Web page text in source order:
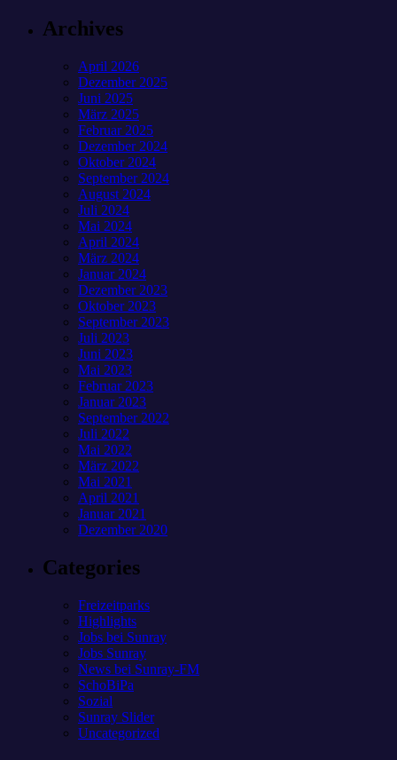
Archives
April 2026
Dezember 2025
Juni 2025
März 2025
Februar 2025
Dezember 2024
Oktober 2024
September 2024
August 2024
Juli 2024
Mai 2024
April 2024
März 2024
Januar 2024
Dezember 2023
Oktober 2023
September 2023
Juli 2023
Juni 2023
Mai 2023
Februar 2023
Januar 2023
September 2022
Juli 2022
Mai 2022
März 2022
Mai 2021
April 2021
Januar 2021
Dezember 2020
Categories
Freizeitparks
Highlights
Jobs bei Sunray
Jobs Sunray
News bei Sunray-FM
SchoBiPa
Sozial
Sunray Slider
Uncategorized